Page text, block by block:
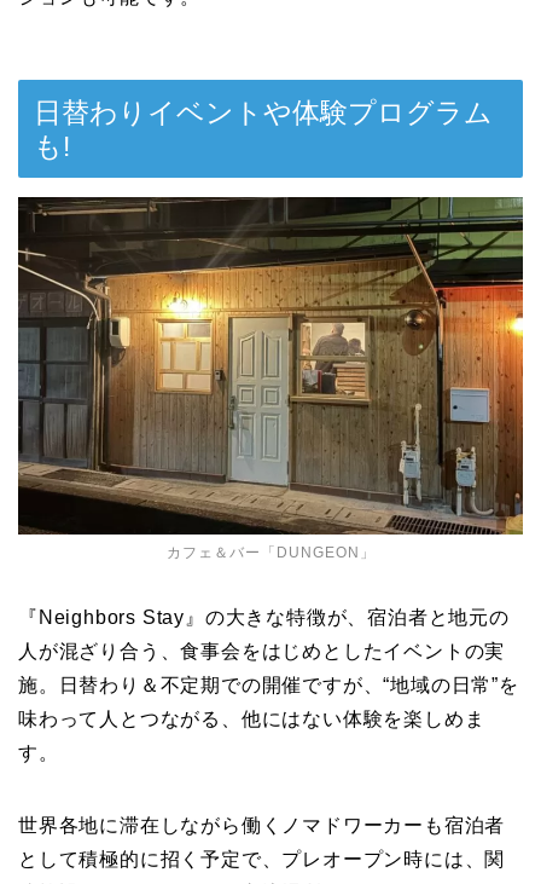
日替わりイベントや体験プログラム
も!
カフェ＆バー「DUNGEON」
『Neighbors Stay』の大きな特徴が、宿泊者と地元の
人が混ざり合う、食事会をはじめとしたイベントの実
施。日替わり＆不定期での開催ですが、“地域の日常”を
味わって人とつながる、他にはない体験を楽しめま
す。
世界各地に滞在しながら働くノマドワーカーも宿泊者
として積極的に招く予定で、プレオープン時には、関